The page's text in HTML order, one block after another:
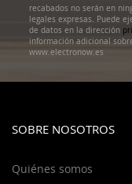
recabados no serán en
legales expresas. Puede
de datos en la dirección
información adicional
www.electronow.es
SOBRE NOSOTROS
Quiénes somos